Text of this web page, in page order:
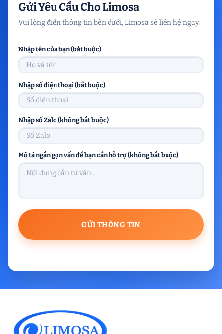
Gửi Yêu Cầu Cho Limosa
Vui lòng điền thông tin bên dưới, Limosa sẽ liên hệ ngay.
Nhập tên của bạn (bắt buộc)
Nhập số điện thoại (bắt buộc)
Nhập số Zalo (không bắt buộc)
Mô tả ngắn gọn vấn đề bạn cần hỗ trợ (không bắt buộc)